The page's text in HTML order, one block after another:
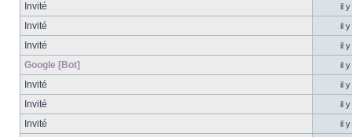
Invité il y
Invité il y
Invité il y
Google [Bot] il y
Invité il y
Invité il y
Invité il y